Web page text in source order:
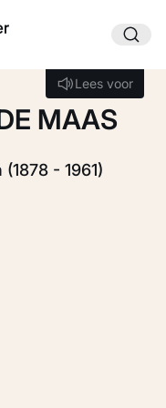
Lees voor
Lees voor
MAAS
- 1961)